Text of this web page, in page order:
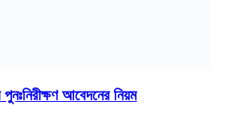
আবেদনের নিয়ম